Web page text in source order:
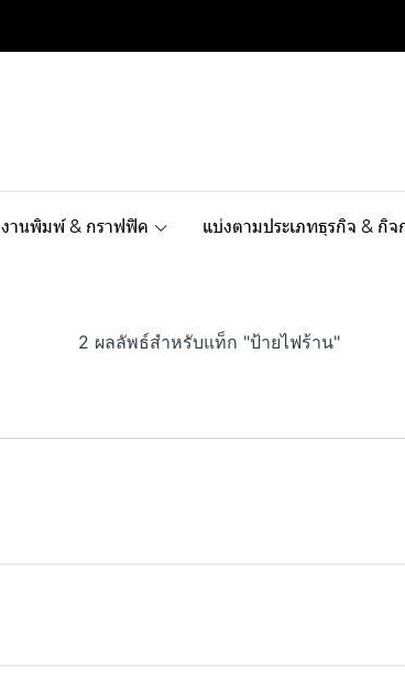
งานพิมพ์ & กราฟฟิค แบ่งตามประเภทธุรกิจ & กิจ
2 ผลลัพธ์สำหรับแท็ก "ป้ายไฟร้าน"